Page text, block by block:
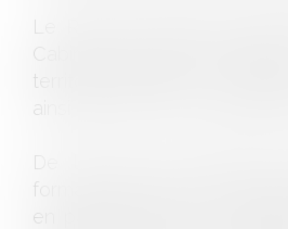
Le Réseau regroupe
Cabinets d'Avocats
territoire français, y
ainsi que des
De la mise en place de
formation jusqu’aux
en passant par la veille